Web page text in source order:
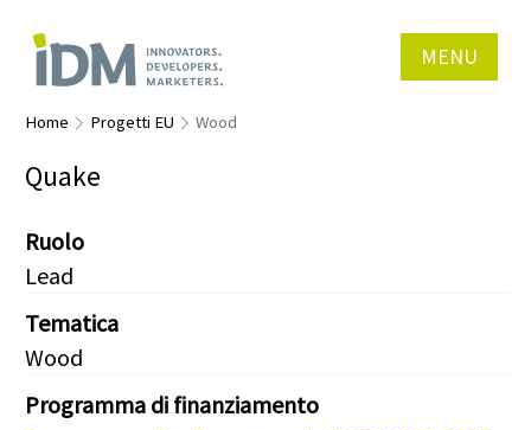
MENU
Home Progetti EU Wood
Quake
Ruolo
Lead
Tematica
Wood
Programma di finanziamento